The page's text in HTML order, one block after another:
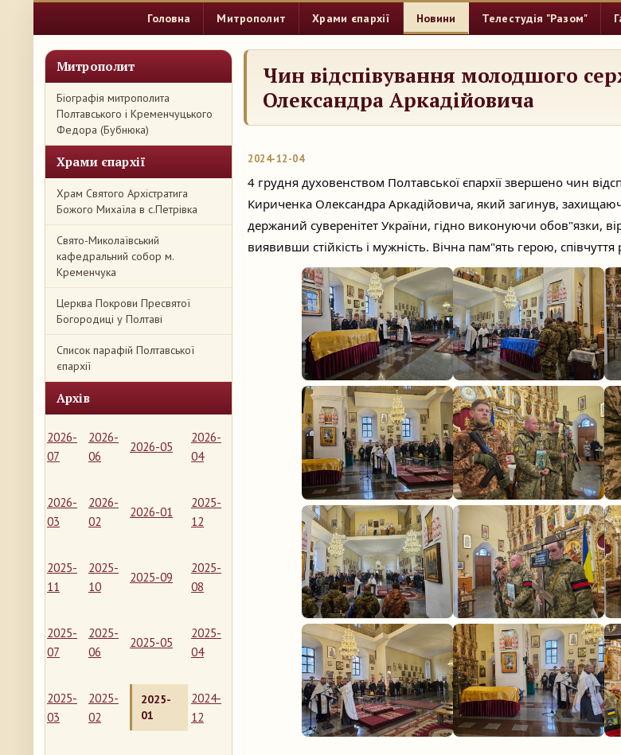
Головна Митрополит Храми єпархії Новини Телестудія "Разом"
Митрополит
Біографія митрополита
Полтавського і Кременчуцького
Федора (Бубнюка)
Храми єпархії
Храм Святого Архістратига
Божого Михаїла в с.Петрівка
Свято-Миколаївський
кафедральний собор м.
Кременчука
Церква Покрови Пресвятої
Богородиці у Полтаві
Список парафій Полтавської
єпархії
Архів
2026-
07
2026-
06
2026-05
2026-
04
2026-
03
2026-
02
2026-01
2025-
12
2025-
11
2025-
10
2025-09
2025-
08
2025-
07
2025-
06
2025-05
2025-
04
2025-
03
2025-
02
2025-
01
2024-
12
Чин відспівування молодшого
Олександра Аркадійовича
2024-12-04
4 грудня духовенством Полтавської єпархії звершено чин
Кириченка Олександра Аркадійовича, який загинув,
держаний суверенітет України, гідно виконуючи обов"язки,
виявивши стійкість і мужність. Вічна пам"ять герою, співчуття